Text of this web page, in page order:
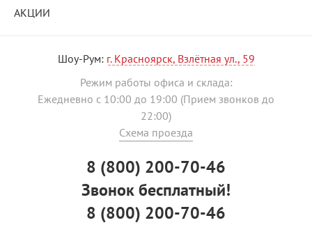
АКЦИИ
Шоу-Рум: г. Красноярск, Взлётная ул., 59
Режим работы офиса и склада:
Ежедневно с 10:00 до 19:00 (Прием звонков до
22:00)
Схема проезда
8 (800) 200-70-46
Звонок бесплатный!
8 (800) 200-70-46